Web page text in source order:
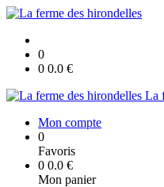
0
0 0.0 €
La
Mon compte
0
Favoris
0 0.0 €
Mon panier